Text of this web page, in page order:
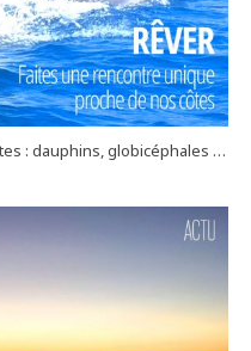
: dauphins, globicéphales …